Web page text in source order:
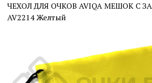
ЧЕХОЛ ДЛЯ ОЧКОВ AVIQA МЕШОК С
AV2214 Желтый